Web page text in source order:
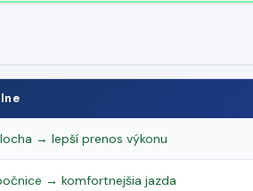
→ lepší prenos výkonu
→ komfortnejšia jazda